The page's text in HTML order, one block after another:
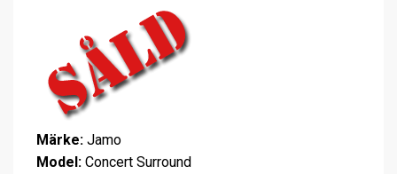
Märke: Jamo
Model: Concert Surround